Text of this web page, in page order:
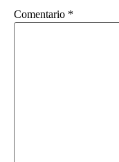
Comentario *